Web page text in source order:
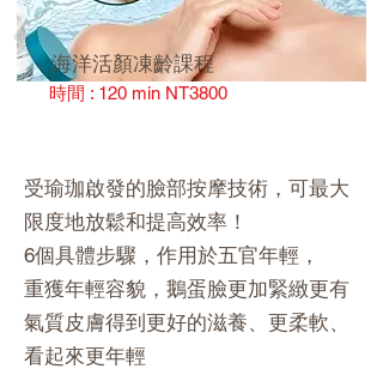
海洋活顏凍齡課程
時間 : 120 min NT3800
受瑜珈啟發的臉部按摩技術，可最大
限度地放鬆和提高效率！
6個具體步驟，作用於五官年輕，
重獲年輕容貌，鵝蛋臉更加緊緻更有
氣質皮膚得到更好的滋養、更柔軟、
看起來更年輕